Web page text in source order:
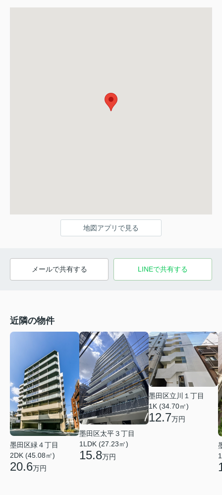
地図アプリで見る
メールで共有する LINEで共有する
近隣の物件
墨田区緑４丁目
2DK (45.08㎡)
20.6万円
墨田区太平３丁目
1LDK (27.23㎡)
15.8万円
墨田区立川１丁目
1K (34.70㎡)
12.7万円